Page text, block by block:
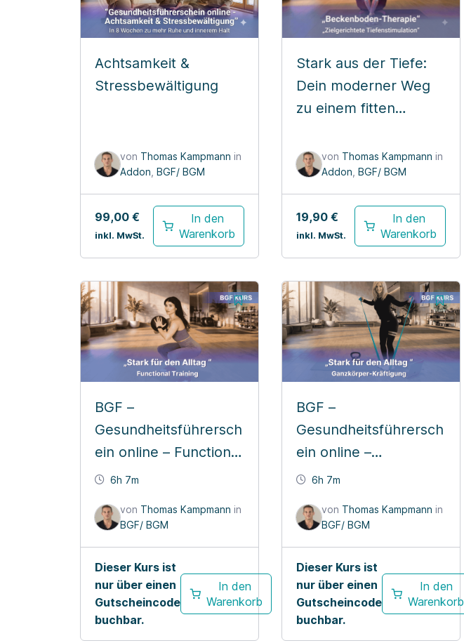
Achtsamkeit &
Stressbewältigung
von Thomas Kampmann in
Addon BGF/ BGM
99,00 €
inkl. MwSt.
In den
Warenkorb
Stark aus der Tiefe:
Dein moderner Weg
zu einem fitten
von Thomas Kampmann in
Addon BGF/ BGM
19,90 €
inkl. MwSt.
In den
Warenkorb
BGF –
Gesundheitsführersch
ein online – Functional
Kräftigungsworkout
6h 7m
von Thomas Kampmann in
BGF/ BGM
Dieser Kurs ist
nur über einen
Gutscheincode
buchbar.
In den
Warenkorb
BGF –
Gesundheitsführersch
ein online –
Ganzkörper
6h 7m
von Thomas Kampmann in
BGF/ BGM
Dieser Kurs ist
nur über einen
Gutscheincode
buchbar.
In den
Warenkorb